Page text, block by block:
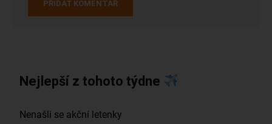
Nejlepší z tohoto týdne